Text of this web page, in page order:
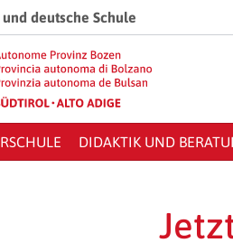
deutsche Schule
DIDAKTIK UND